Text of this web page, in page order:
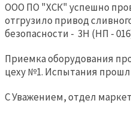
ООО ПО "ХСК" успешно
отгрузило привод
безопасности - 3H (НП -
Приемка оборудования
цеху №1. Испытания
С Уважением, отдел